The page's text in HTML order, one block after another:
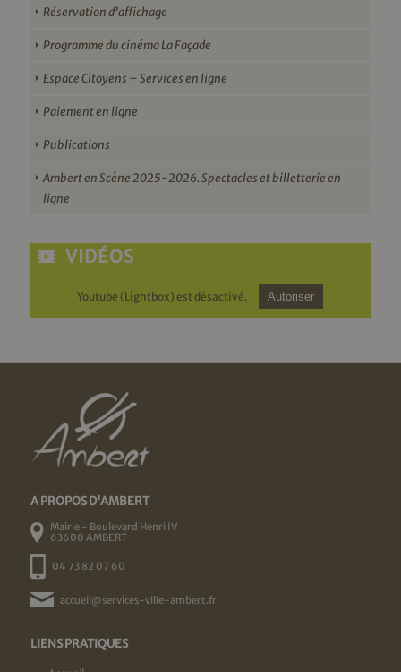
Réservation d’affichage
Programme du cinéma La Façade
Espace Citoyens – Services en ligne
Paiement en ligne
Publications
Ambert en Scène 2025-2026. Spectacles et billetterie en
ligne
VIDÉOS
Youtube (Lightbox) est désactivé. Autoriser
A PROPOS D'AMBERT
Mairie - Boulevard Henri IV
63600 AMBERT
04 73 82 07 60
accueil@services-ville-ambert.fr
LIENS PRATIQUES